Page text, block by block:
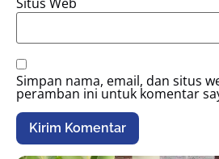
Situs Web
Simpan nama, email, dan situs
peramban ini untuk komentar